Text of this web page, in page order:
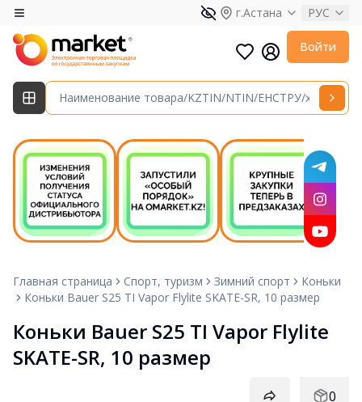
г.Астана РУС
Войти
Главная страница Спорт, туризм Зимний спорт
Коньки
Коньки Bauer S25 TI Vapor Flylite SKATE-SR, 10 размер
Коньки Bauer S25 TI Vapor Flylite
SKATE-SR, 10 размер
0